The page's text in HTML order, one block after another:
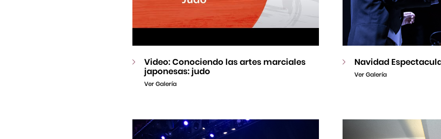
Video: Conociendo las artes marciales
japonesas: judo
Ver Galería
Navidad
Ver Galería